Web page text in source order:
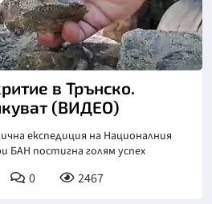
в Трънско.
(ВИДЕО)
експедиция на Националния
БАН постигна голям успех
0 2467